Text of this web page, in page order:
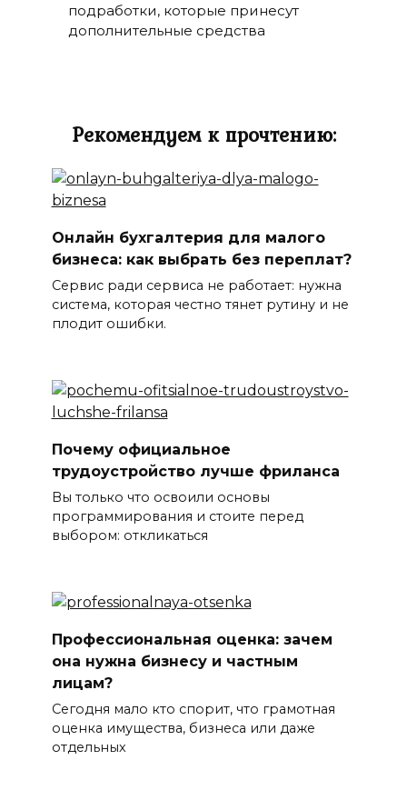
подработки, которые принесут
дополнительные средства
Рекомендуем к прочтению:
Онлайн бухгалтерия для малого
бизнеса: как выбрать без переплат?
Сервис ради сервиса не работает: нужна
система, которая честно тянет рутину и не
плодит ошибки.
Почему официальное
трудоустройство лучше фриланса
Вы только что освоили основы
программирования и стоите перед
выбором: откликаться
Профессиональная оценка: зачем
она нужна бизнесу и частным
лицам?
Сегодня мало кто спорит, что грамотная
оценка имущества, бизнеса или даже
отдельных